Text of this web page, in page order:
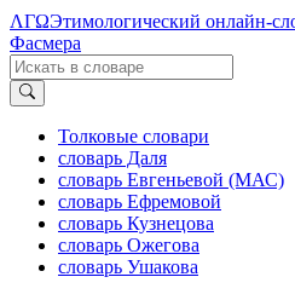
ΛΓΩЭтимологический онлайн-
Фасмера
Толковые словари
словарь Даля
словарь Евгеньевой (МАС)
словарь Ефремовой
словарь Кузнецова
словарь Ожегова
словарь Ушакова